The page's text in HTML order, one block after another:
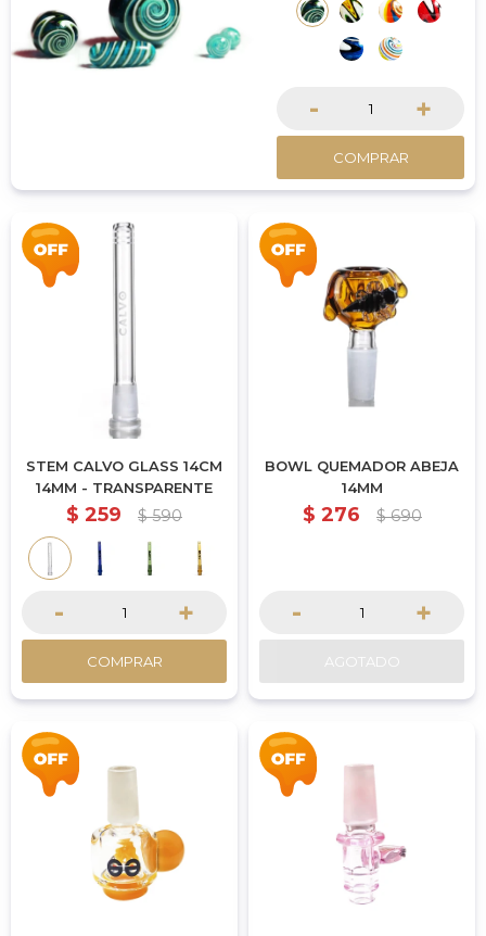
cada calada.
- +
COMPRAR
STEM CALVO GLASS 14CM
14MM - TRANSPARENTE
$ 259 $ 590
- +
COMPRAR
BOWL QUEMADOR ABEJA
14MM
$ 276 $ 690
- +
AGOTADO